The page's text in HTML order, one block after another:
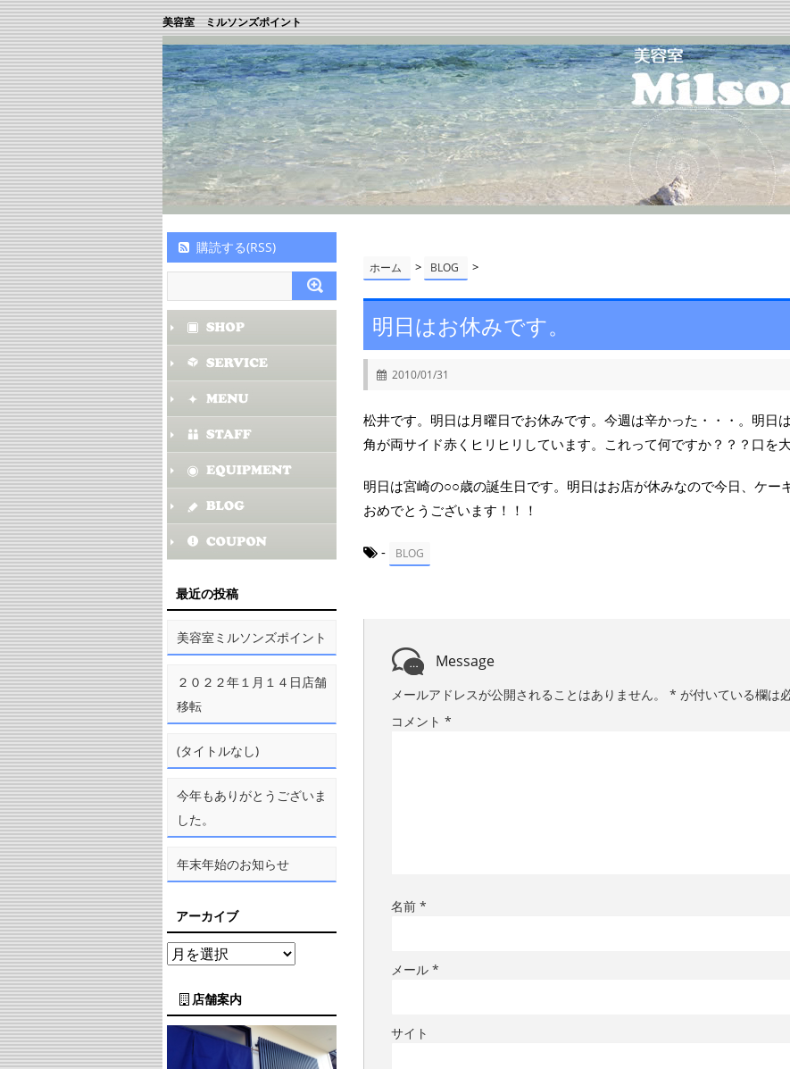
美容室 ミルソンズポイント
ホーム > BLOG >
明日はお休みです。
2010/01/31
松井です。明日は月曜日でお休みです。今週は辛かった・・・。明日
角が両サイド赤くヒリヒリしています。これって何ですか？？？口を
明日は宮崎の○○歳の誕生日です。明日はお店が休みなので今日、ケー
おめでとうございます！！！
- BLOG
Message
メールアドレスが公開されることはありません。 * が付いている欄は
コメント *
名前 *
メール *
サイト
購読する(RSS)
最近の投稿
美容室ミルソンズポイント
２０２２年１月１４日店舗
移転
(タイトルなし)
今年もありがとうございま
した。
年末年始のお知らせ
アーカイブ
店舗案内